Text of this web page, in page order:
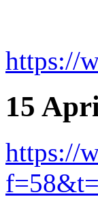
https://
15
https://